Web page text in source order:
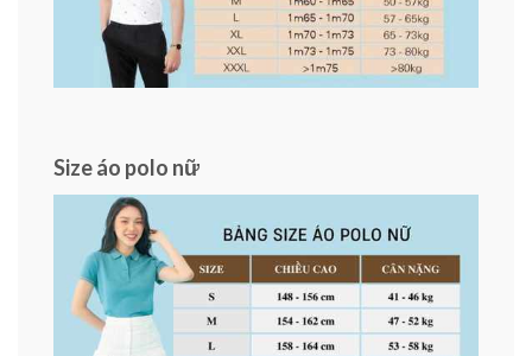
Size áo polo nữ